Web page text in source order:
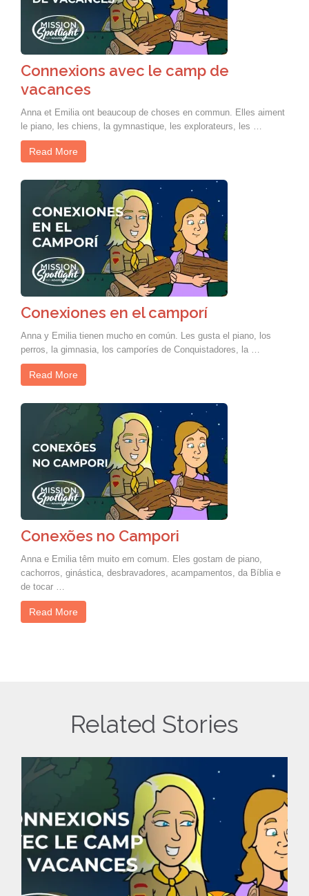
Connexions avec le camp de
vacances
Anna et Emilia ont beaucoup de choses en commun. Elles aiment
le piano, les chiens, la gymnastique, les explorateurs, les …
Read More
Conexiones en el camporí
Anna y Emilia tienen mucho en común. Les gusta el piano, los
perros, la gimnasia, los camporíes de Conquistadores, la …
Read More
Conexões no Campori
Anna e Emilia têm muito em comum. Eles gostam de piano,
cachorros, ginástica, desbravadores, acampamentos, da Bíblia e
de tocar …
Read More
Related Stories